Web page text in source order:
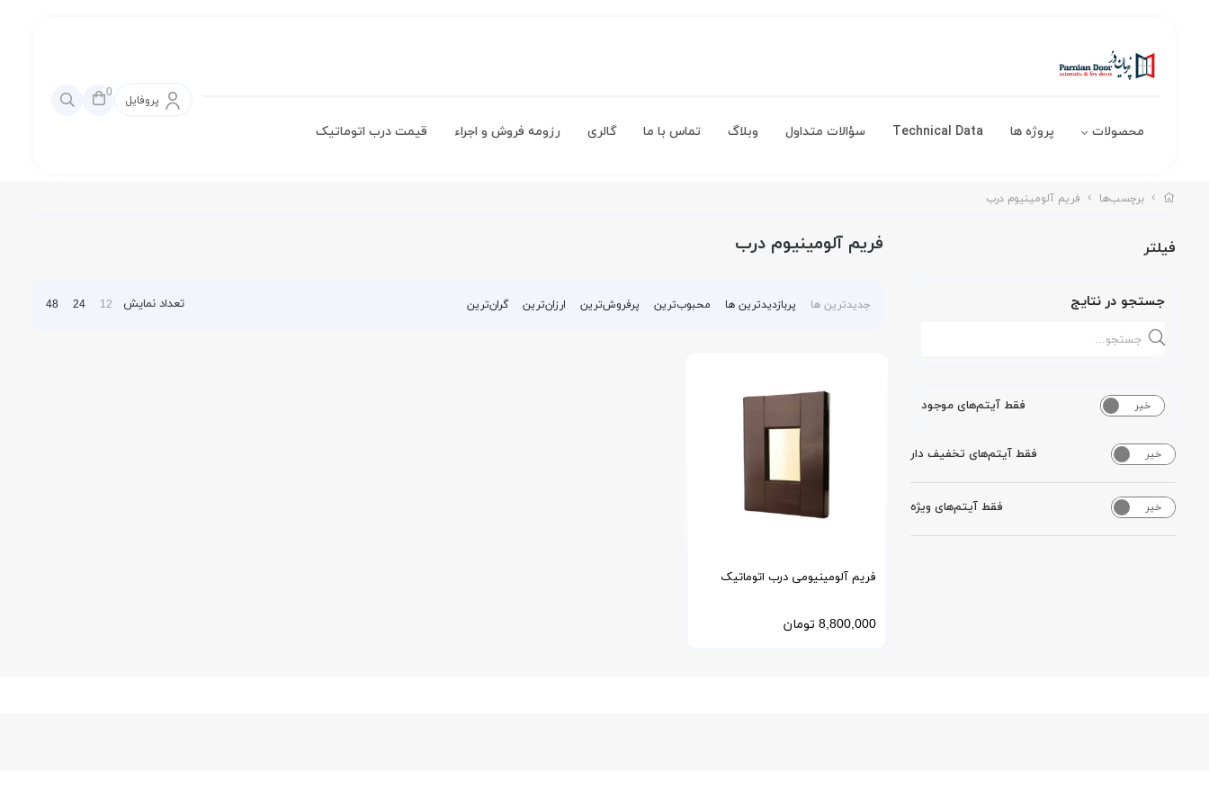
محصولات پروژه ها Technical Data سؤالات متداول وبلاگ تماس با ما گالری رزومه فروش و اجراء قیمت درب اتوماتیک
پروفایل
0
برچسب‌ها فریم آلومینیوم درب
فیلتر
جستجو در نتایج
خیر فقط آیتم‌های موجود
خیر فقط آیتم‌های تخفیف دار
خیر فقط آیتم‌های ویژه
فریم آلومینیوم درب
جدیدترین ها پربازدیدترین ها محبوب‌‌ترین پرفروش‌ترین ارزان‌ترین گران‌ترین تعداد نمایش 12
24
48
فریم آلومینیومی درب اتوماتیک
کشویی و تلسکوپی با کیفیت 6063
8,800,000 تومان